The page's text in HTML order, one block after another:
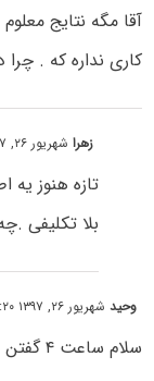
آقا مگه نتایج
کاری نداره که .
زهراشهریور ۲۶, ۱۳۹۷ at ۳:۳۵ ب٫ظ
تازه هنوز یه
بلا تکلیفی
وحیدشهریور ۲۶, ۱۳۹۷ at ۳:۲۰ ب٫ظ
سلام ساعت ۴ گفتن نتایج میاد